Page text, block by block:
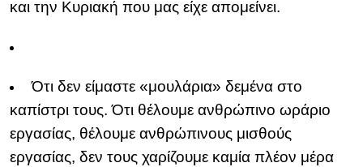
και την Κυριακή που μας είχε απομείνει.
Ότι δεν είμαστε «μουλάρια» δεμένα στο
καπίστρι τους. Ότι θέλουμε ανθρώπινο ωράριο
εργασίας, θέλουμε ανθρώπινους μισθούς
εργασίας, δεν τους χαρίζουμε καμία πλέον μέρα